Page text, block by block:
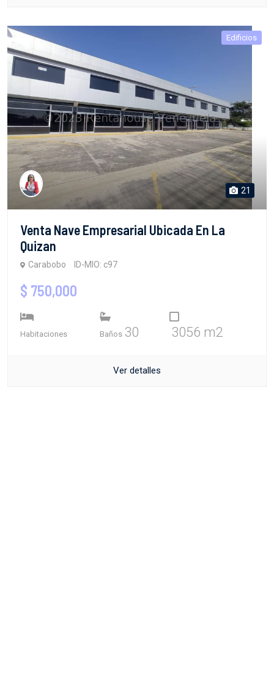
Edificios
21
Venta Nave Empresarial Ubicada En La
Quizan
Carabobo ID-MIO: c97
$ 750,000
Habitaciones Baños 30 3056 m2
Ver detalles